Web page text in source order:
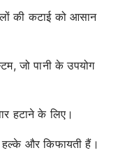
की कटाई को आसान
जो पानी के उपयोग
हटाने के लिए।
हल्के और किफायती हैं।